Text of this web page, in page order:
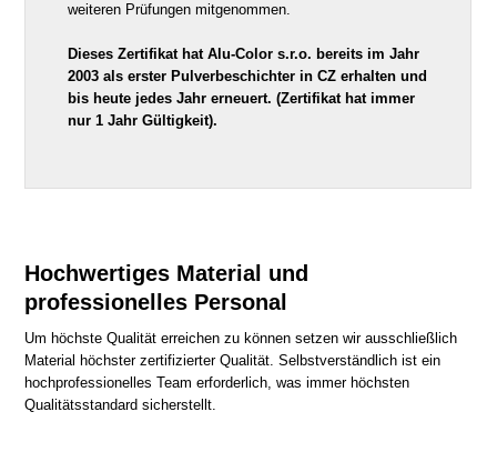
weiteren Prüfungen mitgenommen.
Dieses Zertifikat hat Alu-Color s.r.o. bereits im Jahr
2003 als erster Pulverbeschichter in CZ erhalten und
bis heute jedes Jahr erneuert. (Zertifikat hat immer
nur 1 Jahr Gültigkeit).
Hochwertiges Material und
professionelles Personal
Um höchste Qualität erreichen zu können setzen wir ausschließlich
Material höchster zertifizierter Qualität. Selbstverständlich ist ein
hochprofessionelles Team erforderlich, was immer höchsten
Qualitätsstandard sicherstellt.